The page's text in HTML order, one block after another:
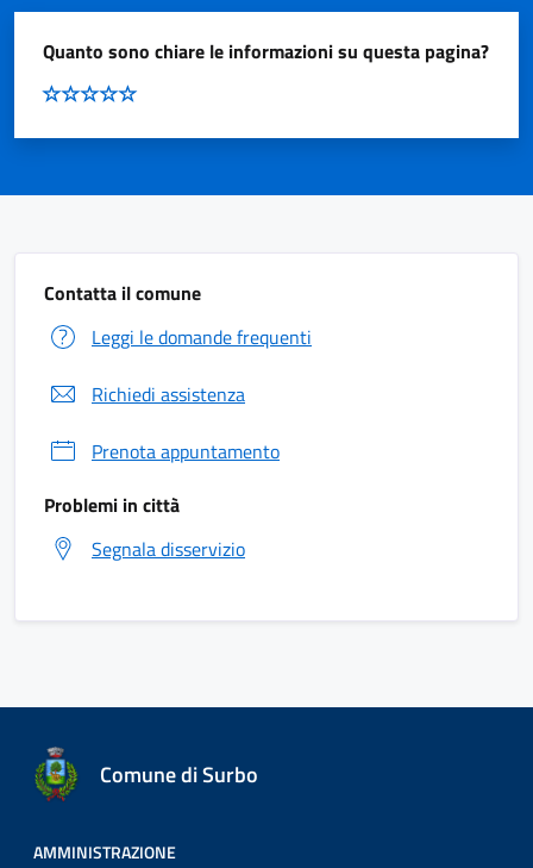
Quanto sono chiare le informazioni su questa pagina?
Contatta il comune
Leggi le domande frequenti
Richiedi assistenza
Prenota appuntamento
Problemi in città
Segnala disservizio
Comune di Surbo
AMMINISTRAZIONE